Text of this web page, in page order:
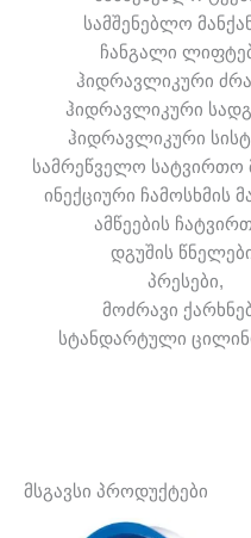
სამშენებლო
ჩანგალი
ჰიდრავლიკური
ჰიდრავლიკური
ჰიდრავლიკური
სამრეწველო სატვირთო
ინექციური ჩამოსხმის
ამწეების
დგუშის
პრესები,
მოძრავი
სტანდარტული
მსგავსი პროდუქტები